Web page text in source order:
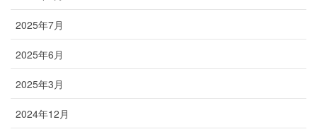
2025年7月
2025年6月
2025年3月
2024年12月